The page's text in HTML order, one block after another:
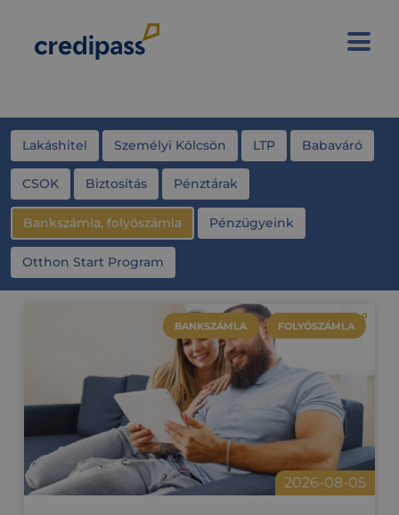
Lakáshitel Személyi Kölcsön LTP Babaváró
CSOK Biztosítás Pénztárak
Bankszámla, folyószámla Pénzügyeink
Otthon Start Program
BANKSZÁMLA FOLYÓSZÁMLA
2026-08-05